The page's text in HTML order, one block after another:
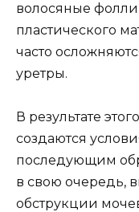
волосяные
пластического
часто
уретры.
В результате
создаются
последующим
в свою очередь,
обструкции